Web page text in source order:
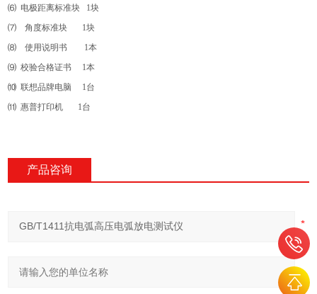
⑹ 电极距离标准块 1块
⑺ 角度标准块 1块
⑻ 使用说明书 1本
⑼ 校验合格证书 1本
⑽ 联想品牌电脑 1台
⑾ 惠普打印机 1台
产品咨询